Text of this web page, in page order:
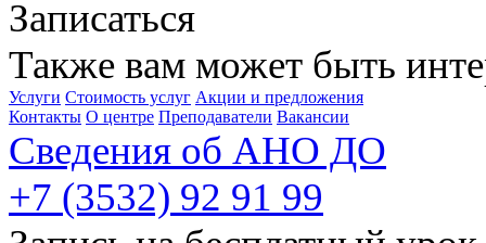
Записаться
Также вам может быть
Услуги Стоимость услуг Акции и предложения
Контакты О центре Преподаватели Вакансии
Сведения об АНО ДО
+7 (3532) 92 91 99